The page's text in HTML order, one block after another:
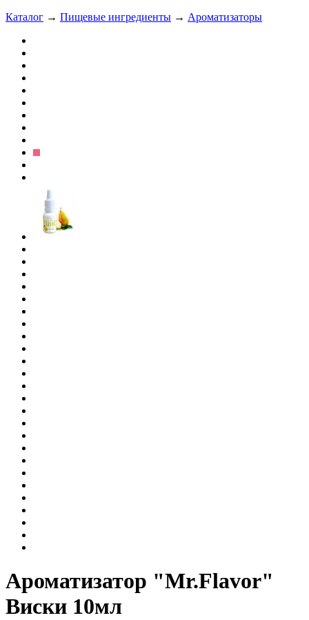
Каталог → Пищевые ингредиенты → Ароматизаторы
Ароматизатор "Mr.Flavor"
Виски 10мл